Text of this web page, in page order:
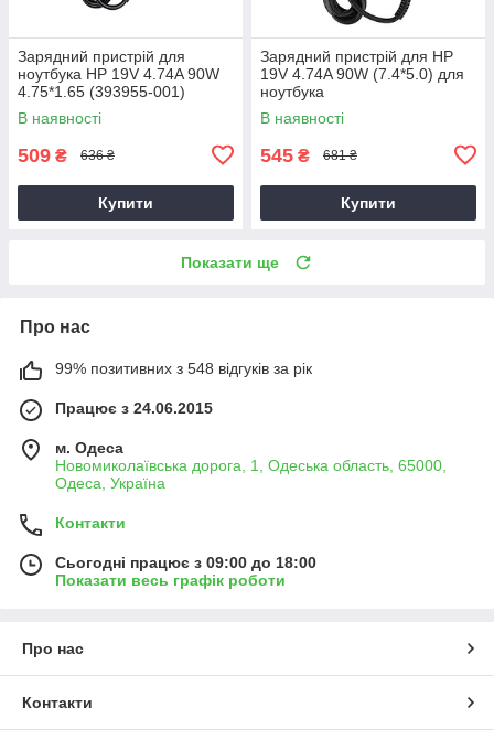
Зарядний пристрій для
ноутбука HP 19V 4.74A 90W
4.75*1.65 (393955-001)
В наявності
509 ₴ 636 ₴
Купити
Зарядний пристрій для HP
19V 4.74A 90W (7.4*5.0) для
ноутбука
В наявності
545 ₴ 681 ₴
Купити
Показати ще
Про нас
99% позитивних з 548 відгуків за рік
Працює з 24.06.2015
м. Одеса
Новомиколаївська дорога, 1, Одеська область, 65000,
Одеса, Україна
Контакти
Сьогодні працює з 09:00 до 18:00
Показати весь графік роботи
Про нас
Контакти